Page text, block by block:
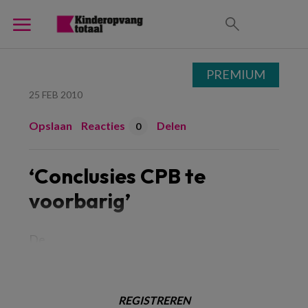
25 FEB 2010
Opslaan Reacties 0 Delen
‘Conclusies CPB te
voorbarig’
REGISTREREN
PREMIUM